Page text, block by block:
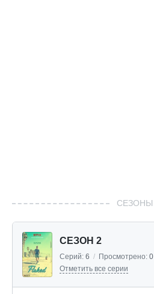
СЕЗОНЫ
СЕЗОН 2
Серий: 6 / Просмотрено: 0
Отметить все серии